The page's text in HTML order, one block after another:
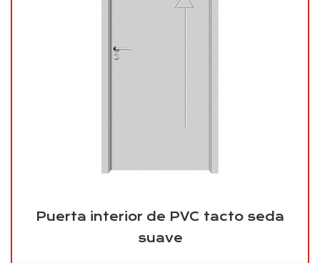
Puerta interior de PVC tacto seda
suave